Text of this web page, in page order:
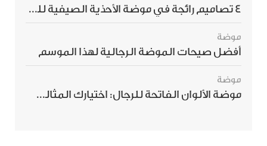
4 تصاميم رائجة في موضة الأحذية الصيفية للرجال هذا الموسم
موضة
أفضل صيحات الموضة الرجالية لهذا الموسم
موضة
موضة الألوان الفاتحة للرجال: اختيارك المثالي لإطلالة صيفية مبهرة